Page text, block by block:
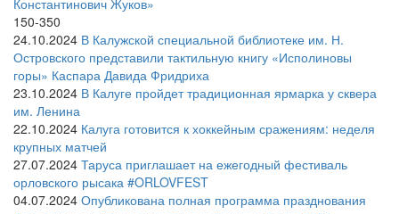
Константинович Жуков»
150-350
24.10.2024 В Калужской специальной библиотеке им. Н.
Островского представили тактильную книгу «Исполиновы
горы» Каспара Давида Фридриха
23.10.2024 В Калуге пройдет традиционная ярмарка у сквера
им. Ленина
22.10.2024 Калуга готовится к хоккейным сражениям: неделя
крупных матчей
27.07.2024 Таруса приглашает на ежегодный фестиваль
орловского рысака #ORLOVFEST
04.07.2024 Опубликована полная программа празднования